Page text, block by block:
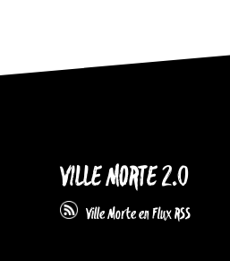
VILLE MORTE 2.0
Ville Morte en Flux RSS